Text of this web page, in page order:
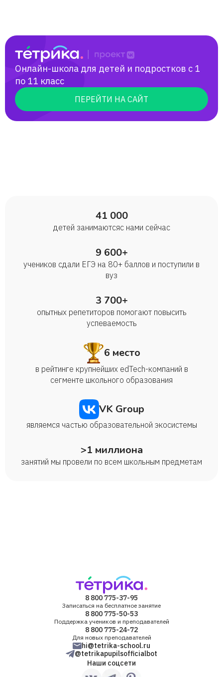
Онлайн-школа для детей и подростков с 1
по 11 класс
ПЕРЕЙТИ НА САЙТ
41 000
детей занимаются с нами сейчас
9 600+
учеников сдали ЕГЭ на 80+ баллов и поступили в
вуз
3 700+
опытных репетиторов помогают повысить
успеваемость
6 место
в рейтинге крупнейших edTech-компаний в
сегменте школьного образования
VK Group
являемся частью образовательной экосистемы
>1 миллиона
занятий мы провели по всем школьным предметам
8 800 775-37-95
Записаться на бесплатное занятие
8 800 775-50-53
Поддержка учеников и преподавателей
8 800 775-24-72
Для новых преподавателей
hi@tetrika-school.ru
@tetrikapupilsofficialbot
Наши соцсети